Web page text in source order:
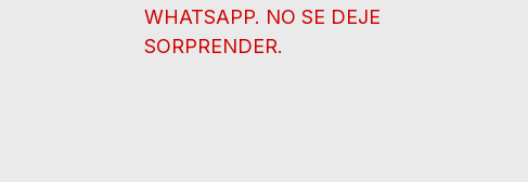
WHATSAPP. NO SE DEJE
SORPRENDER.